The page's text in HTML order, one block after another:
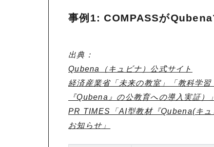
事例1: COMPASSが
出典：
Qubena（キュビナ）公式サイト
経済産業省「未来の教室」「教科学
『Qubena』の公教育への導入実証）」
PR TIMES「AI型教材『Qubena(キ
お知らせ」